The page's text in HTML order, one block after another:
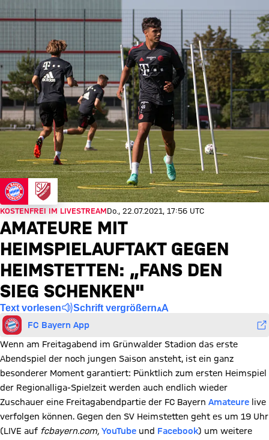
KOSTENFREI IM LIVESTREAMDo., 22.07.2021, 17:56 UTC
AMATEURE MIT
HEIMSPIELAUFTAKT GEGEN
HEIMSTETTEN: „FANS DEN
SIEG SCHENKEN"
Text vorlesen Schrift vergrößern
FC Bayern App
Wenn am Freitagabend im Grünwalder Stadion das erste
Abendspiel der noch jungen Saison ansteht, ist ein ganz
besonderer Moment garantiert: Pünktlich zum ersten Heimspiel
der Regionalliga-Spielzeit werden auch endlich wieder
Zuschauer eine Freitagabendpartie der FC Bayern Amateure live
verfolgen können. Gegen den SV Heimstetten geht es um 19 Uhr
(LIVE auf fcbayern.com, YouTube und Facebook) um weitere